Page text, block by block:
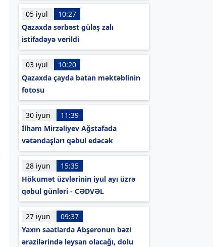
05 iyul
10:27
Qazaxda sərbəst güləş zalı
istifadəyə verildi
03 iyul
10:20
Qazaxda çayda batan məktəblinin
fotosu
30 iyun
11:39
İlham Mirzəliyev Ağstafada
vətəndaşları qəbul edəcək
28 iyun
15:35
Hökumət üzvlərinin iyul ayı üzrə
qəbul günləri - CƏDVƏL
27 iyun
09:37
Yaxın saatlarda Abşeronun bəzi
ərazilərində leysan olacağı, dolu